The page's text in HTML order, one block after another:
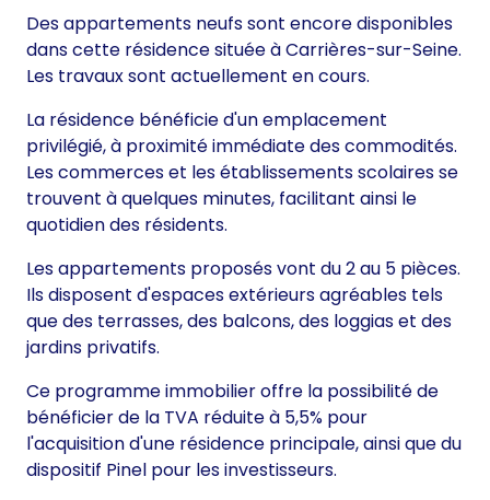
Des appartements neufs sont encore disponibles
dans cette résidence située à Carrières-sur-Seine.
Les travaux sont actuellement en cours.
La résidence bénéficie d'un emplacement
privilégié, à proximité immédiate des commodités.
Les commerces et les établissements scolaires se
trouvent à quelques minutes, facilitant ainsi le
quotidien des résidents.
Les appartements proposés vont du 2 au 5 pièces.
Ils disposent d'espaces extérieurs agréables tels
que des terrasses, des balcons, des loggias et des
jardins privatifs.
Ce programme immobilier offre la possibilité de
bénéficier de la TVA réduite à 5,5% pour
l'acquisition d'une résidence principale, ainsi que du
dispositif Pinel pour les investisseurs.